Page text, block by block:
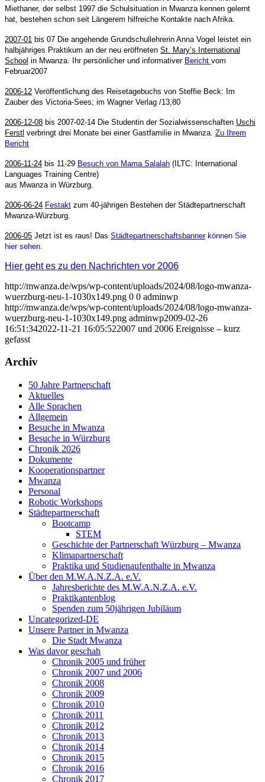
Miethaner, der selbst 1997 die Schulsituation in Mwanza kennen gelernt
hat, bestehen schon seit Längerem hilfreiche Kontakte nach Afrika.
2007-01 bis 07 Die angehende Grundschullehrerin Anna Vogel leistet ein
halbjähriges Praktikum an der neu eröffneten St. Mary’s International
School in Mwanza. Ihr persönlicher und informativer Bericht vom
Februar2007
2006-12 Veröffentlichung des Reisetagebuchs von Steffie Beck: Im
Zauber des Victoria-Sees; im Wagner Verlag /13,80
2006-12-08 bis 2007-02-14 Die Studentin der Sozialwissenschaften Uschi
Ferstl verbringt drei Monate bei einer Gastfamilie in Mwanza. Zu Ihrem
Bericht
2006-11-24 bis 11-29 Besuch von Mama Salalah (ILTC: International
Languages Training Centre)
aus Mwanza in Würzburg.
2006-06-24 Festakt zum 40-jährigen Bestehen der Städtepartnerschaft
Mwanza-Würzburg.
2006-05 Jetzt ist es raus! Das Städtepartnerschaftsbannerkönnen Sie
hier sehen.
Hier geht es zu den Nachrichten vor 2006
http://mwanza.de/wps/wp-content/uploads/2024/08/logo-mwanza-
wuerzburg-neu-1-1030x149.png 0 0 adminwp
http://mwanza.de/wps/wp-content/uploads/2024/08/logo-mwanza-
wuerzburg-neu-1-1030x149.png adminwp2009-02-26
16:51:342022-11-21 16:05:522007 und 2006 Ereignisse – kurz
gefasst
Archiv
50 Jahre Partnerschaft
Aktuelles
Alle Sprachen
Allgemein
Besuche in Mwanza
Besuche in Würzburg
Chronik 2026
Dokumente
Kooperationspartner
Mwanza
Personal
Robotic Workshops
Städtepartnerschaft
Bootcamp
STEM
Geschichte der Partnerschaft Würzburg – Mwanza
Klimapartnerschaft
Praktika und Studienaufenthalte in Mwanza
Über den M.W.A.N.Z.A. e.V.
Jahresberichte des M.W.A.N.Z.A. e.V.
Praktikantenblog
Spenden zum 50jährigen Jubiläum
Uncategorized-DE
Unsere Partner in Mwanza
Die Stadt Mwanza
Was davor geschah
Chronik 2005 und früher
Chronik 2007 und 2006
Chronik 2008
Chronik 2009
Chronik 2010
Chronik 2011
Chronik 2012
Chronik 2013
Chronik 2014
Chronik 2015
Chronik 2016
Chronik 2017